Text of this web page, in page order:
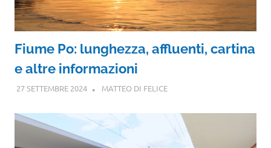
Fiume Po: lunghezza, affluenti, cartina
e altre informazioni
27 SETTEMBRE 2024 MATTEO DI FELICE